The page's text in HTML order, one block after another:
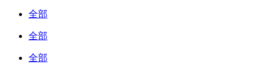
全部
全部
全部